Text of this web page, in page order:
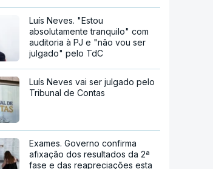
Luís Neves. "Estou
absolutamente tranquilo" com
auditoria à PJ e "não vou ser
julgado" pelo TdC
Luís Neves vai ser julgado pelo
Tribunal de Contas
Exames. Governo confirma
afixação dos resultados da 2ª
fase e das reapreciações esta